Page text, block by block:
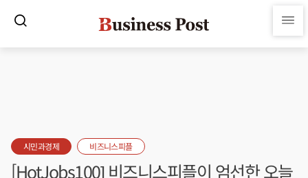
시민과경제 비즈니스피플
[HotJobs100] 비즈니스피플이 엄선한 오늘